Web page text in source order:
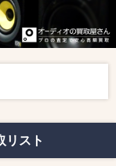
リスト